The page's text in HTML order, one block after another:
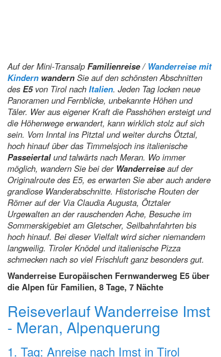
Auf der Mini-Transalp Familienreise/ Wanderreise mit
Kindern wandern Sie auf den schönsten Abschnitten
des E5von Tirol nach Italien. Jeden Tag locken neue
Panoramen und Fernblicke, unbekannte Höhen und
Täler. Wer aus eigener Kraft die Passhöhen ersteigt und
die Höhenwege erwandert, kann wirklich stolz auf sich
sein. Vom Inntal ins Pitztal und weiter durchs Ötztal,
hoch hinauf über das Timmelsjoch ins italienische
Passeiertalund talwärts nach Meran. Wo immer
möglich, wandern Sie bei der Wanderreiseauf der
Originalroute des E5, es erwarten Sie aber auch andere
grandiose Wanderabschnitte. Historische Routen der
Römer auf der Via Claudia Augusta, Ötztaler
Urgewalten an der rauschenden Ache, Besuche im
Sommerskigebiet am Gletscher, Seilbahnfahrten bis
hoch hinauf. Bei dieser Vielfalt wird sicher niemandem
langweilig. Tiroler Knödel und italienische Pizza
schmecken nach so viel Frischluft ganz besonders gut.
Wanderreise Europäischen Fernwanderweg E5 über
die Alpen für Familien, 8 Tage, 7 Nächte
Reiseverlauf Wanderreise Imst
- Meran, Alpenquerung
1. Tag: Anreise nach Imst in Tirol